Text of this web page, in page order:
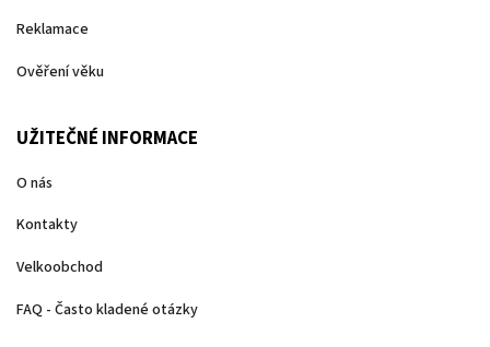
Reklamace
Ověření věku
UŽITEČNÉ INFORMACE
O nás
Kontakty
Velkoobchod
FAQ - Často kladené otázky